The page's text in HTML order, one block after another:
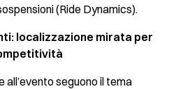
(Ride Dynamics).
localizzazione mirata per
seguono il tema